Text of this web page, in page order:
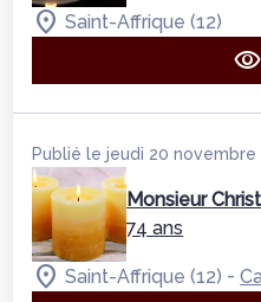
Saint-Affrique (12)
Publié le jeudi 20 novembre
Monsieur
74 ans
Saint-Affrique (12) -